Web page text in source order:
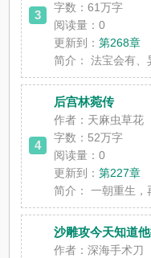
3
字数：61万字
阅读量：0
更新到：第268章
简介：
法宝会有
4
后宫林菀传
作者：天麻虫草花
字数：52万字
阅读量：0
更新到：第227章
简介：
一朝重生
沙雕攻今天知道
作者：深海手术刀